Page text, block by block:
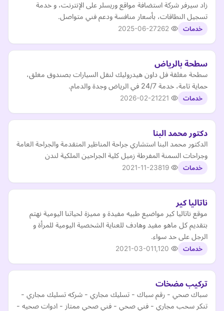
زاد سيرفر شركة استضافة مواقع وريسلر على الإنترنت، و خدمة
تسجيل النطاقات، بأسعار منافسة ودعم فني متواصل.
خدمات 2025-06-27
سطحة بالرياض
سطحة مغلقة فل داون هيدروليك لنقل السيارات بصندوق مغلق،
حماية تامة، خدمة 24/7 في الرياض وجدة والدمام.
خدمات 2026-02-21
دكتور محمد البنا
الدكتور محمد البنا استشاري جراحة المناظير المتقدمة والجراحة العامة
وجراحات السمنة المفرطة زميل كلية الجراحين الملكية لندن
خدمات 2021-11-23
ناتاليا كير
موقع ناتاليا كير مواضيع طبيه مفيدة و مميزة لحياتنا اليومية نهتم
بتقديم كل ماهو مفيد وهادف للعناية الشخصية اليومية للمرأة و
الرجل على حد سواء.
خدمات 2021-03-01
تركيب مضخات
سباك صحي - رقم سباك - تسليك مجاري - شركه تسليك مجاري -
تنكر سحب مجاري - فني صحي - فني صحي ممتاز - ادوات صحيه -